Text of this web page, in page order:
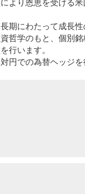
より恩恵を受ける
期にわたって成長
哲学のもと、個別
行います。
円での為替ヘッジ